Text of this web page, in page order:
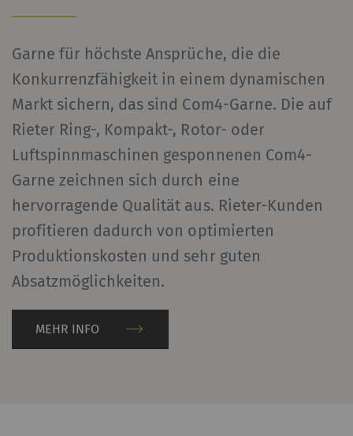
Garne für höchste Ansprüche, die die
Konkurrenzfähigkeit in einem dynamischen
Markt sichern, das sind Com4-Garne. Die auf
Rieter Ring-, Kompakt-, Rotor- oder
Luftspinnmaschinen gesponnenen Com4-
Garne zeichnen sich durch eine
hervorragende Qualität aus. Rieter-Kunden
profitieren dadurch von optimierten
Produktionskosten und sehr guten
Absatzmöglichkeiten.
MEHR INFO